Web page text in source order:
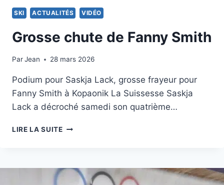
SKI ACTUALITÉS VIDÉO
Grosse chute de Fanny Smith
ParJean
28 février 202628 mars 2026
Podium pour Saskja Lack, grosse frayeur pour
Fanny Smith à Kopaonik La Suissesse Saskja
Lack a décroché samedi son quatrième…
LIRE LA SUITEGROSSE
SMITH